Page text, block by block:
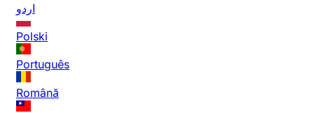
اردو
Polski
Português
Română